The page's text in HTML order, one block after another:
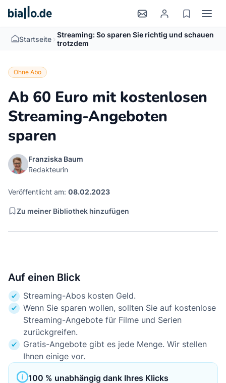
Startseite > Streaming: So sparen Sie richtig und schauen
trotzdem
Ohne Abo
Ab 60 Euro mit kostenlosen
Streaming-Angeboten
sparen
Franziska Baum
Redakteurin
Veröffentlicht am: 08.02.2023
Zu meiner Bibliothek hinzufügen
Auf einen Blick
Streaming-Abos kosten Geld.
Wenn Sie sparen wollen, sollten Sie auf kostenlose
Streaming-Angebote für Filme und Serien
zurückgreifen.
Gratis-Angebote gibt es jede Menge. Wir stellen
Ihnen einige vor.
100 % unabhängig dank Ihres Klicks